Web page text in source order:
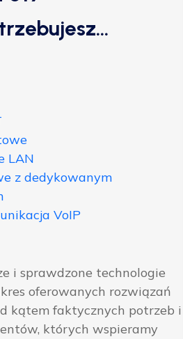
LAN
z dedykowanym
VoIP
i sprawdzone technologie
oferowanych rozwiązań
kątem faktycznych potrzeb i
których wspieramy